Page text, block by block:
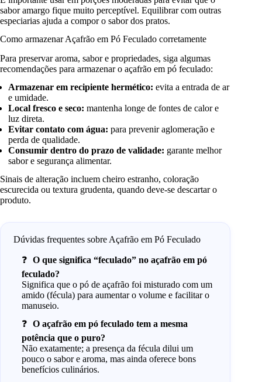
sabor amargo fique muito perceptível. Equilibrar com outras
especiarias ajuda a compor o sabor dos pratos.
Como armazenar Açafrão em Pó Feculado corretamente
Para preservar aroma, sabor e propriedades, siga algumas
recomendações para armazenar o açafrão em pó feculado:
Armazenar em recipiente hermético: evita a entrada de ar
e umidade.
Local fresco e seco: mantenha longe de fontes de calor e
luz direta.
Evitar contato com água: para prevenir aglomeração e
perda de qualidade.
Consumir dentro do prazo de validade: garante melhor
sabor e segurança alimentar.
Sinais de alteração incluem cheiro estranho, coloração
escurecida ou textura grudenta, quando deve-se descartar o
produto.
Dúvidas frequentes sobre Açafrão em Pó Feculado
O que significa “feculado” no açafrão em pó
feculado?
Significa que o pó de açafrão foi misturado com um
amido (fécula) para aumentar o volume e facilitar o
manuseio.
O açafrão em pó feculado tem a mesma
potência que o puro?
Não exatamente; a presença da fécula dilui um
pouco o sabor e aroma, mas ainda oferece bons
benefícios culinários.